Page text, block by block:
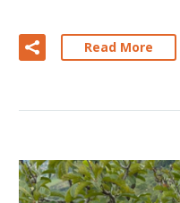
Read More